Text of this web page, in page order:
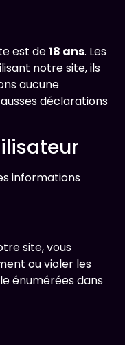
est de18 ans. Les
notre site, ils
aucune
déclarations
informations
site, vous
ou violer les
énumérées dans